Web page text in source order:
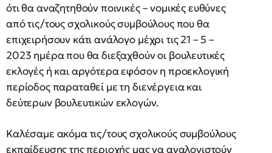
ότι θα αναζητηθούν ποινικές – νομικές ευθύνες
από τις/τους σχολικούς συμβούλους που θα
επιχειρήσουν κάτι ανάλογο μέχρι τις 21 – 5 –
2023 ημέρα που θα διεξαχθούν οι βουλευτικές
εκλογές ή και αργότερα εφόσον η προεκλογική
περίοδος παραταθεί με τη διενέργεια και
δεύτερων βουλευτικών εκλογών.
Καλέσαμε ακόμα τις/τους σχολικούς συμβούλους
εκπαίδευσης της περιοχής μας να αναλογιστούν